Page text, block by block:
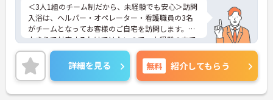
＜3人1組のチーム制だから、未経験でも安心＞訪問
入浴は、ヘルパー・オペレーター・看護職員の3名
がチームとなってお客様のご自宅を訪問します。一
人きりで対応するわけではないので、未経験の方で
も安心してスタートできます。困ったことがあれば
すぐに相談できる仲間がそばにいる心強い環境で
す。運転や機材のセッティングがメインですが、チ
ームで協力してケアを行うため、自然とコミュニケ
ーションも深まり、良好な人間関係の中で働けま
詳細を見る 無料 紹介してもらう